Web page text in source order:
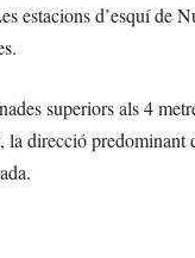
estacions d’esquí de
superiors als 4
direcció predominant